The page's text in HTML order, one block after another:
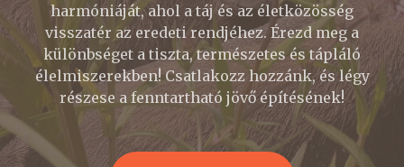
harmóniáját, ahol a táj és az életközösség
visszatér az eredeti rendjéhez. Érezd meg a
különbséget a tiszta, természetes és tápláló
élelmiszerekben! Csatlakozz hozzánk, és légy
részese a fenntartható jövő építésének!